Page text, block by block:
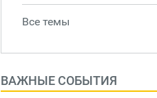
Все темы
ВАЖНЫЕ СОБЫТИЯ